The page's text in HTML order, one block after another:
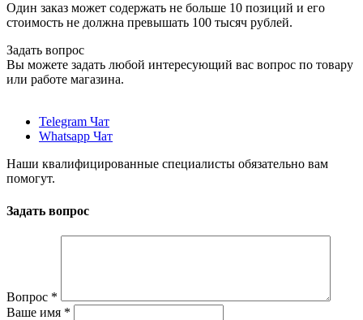
Один заказ может содержать не больше 10 позиций и его
стоимость не должна превышать 100 тысяч рублей.
Задать вопрос
Вы можете задать любой интересующий вас вопрос по товару
или работе магазина.
Telegram Чат
Whatsapp Чат
Наши квалифицированные специалисты обязательно вам
помогут.
Задать вопрос
Вопрос *
Ваше имя *